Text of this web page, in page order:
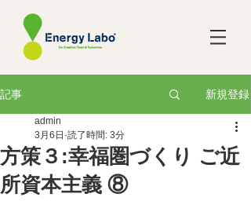
記事 新規登録
方策３:幸福圏づくり ご近
所資本主義 ⑧
admin
3月6日 読了時間: 3分